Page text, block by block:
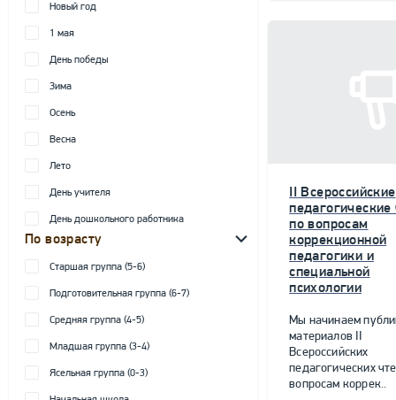
Новый год
1 мая
День победы
Зима
Осень
Весна
Лето
День учителя
День дошкольного работника
По возрасту
Старшая группа (5-6)
Подготовительная группа (6-7)
Средняя группа (4-5)
Младшая группа (3-4)
Ясельная группа (0-3)
II Всероссийские
педагогические
по вопросам
коррекционной
педагогики и
специальной
психологии
Мы начинаем
материалов II
Всероссийских
педагогических
вопросам коррек..